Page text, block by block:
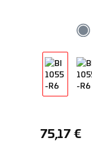
Regulärer
75,17 €